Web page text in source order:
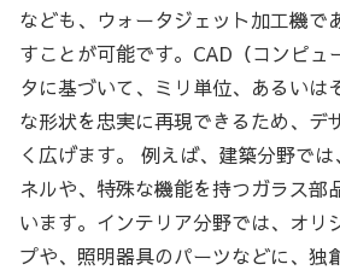
なども、ウォータジェット加工機で
すことが可能です。CAD（コンピュ
タに基づいて、ミリ単位、あるいは
な形状を忠実に再現できるため、デ
く広げます。 例えば、建築分野で
ネルや、特殊な機能を持つガラス部
います。インテリア分野では、オリ
プや、照明器具のパーツなどに、独